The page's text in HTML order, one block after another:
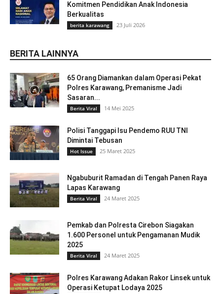
Komitmen Pendidikan Anak Indonesia
Berkualitas
berita karawang 23 Juli 2026
BERITA LAINNYA
65 Orang Diamankan dalam Operasi Pekat
Polres Karawang, Premanisme Jadi
Sasaran...
Berita Viral 14 Mei 2025
Polisi Tanggapi Isu Pendemo RUU TNI
Dimintai Tebusan
Hot Issue 25 Maret 2025
Ngabuburit Ramadan di Tengah Panen Raya
Lapas Karawang
Berita Viral 24 Maret 2025
Pemkab dan Polresta Cirebon Siagakan
1.600 Personel untuk Pengamanan Mudik
2025
Berita Viral 24 Maret 2025
Polres Karawang Adakan Rakor Linsek untuk
Operasi Ketupat Lodaya 2025